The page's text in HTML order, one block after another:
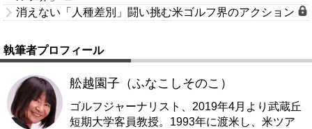
消えない「人種差別」闘い挑む米ゴルフ界のアクション
執筆者プロフィール
舩越園子（ふなこしそのこ）
ゴルフジャーナリスト、2019年4月より武蔵丘
短期大学客員教授。1993年に渡米し、米ツア